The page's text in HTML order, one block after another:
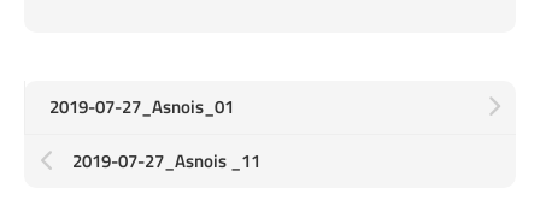
2019-07-27_Asnois_01
2019-07-27_Asnois _11